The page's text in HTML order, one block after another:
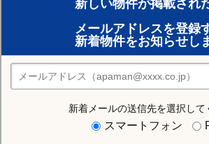
新しい物件が掲載され
メールアドレスを登録
新着物件をお知らせし
新着メールの送信先を選択して
スマートフォン
賃貸のプロがお部屋探し！
おまかせ物件リクエスト
住みたい街の店舗を探す
店舗検索
住む街研究所で旭川市の情報を見る